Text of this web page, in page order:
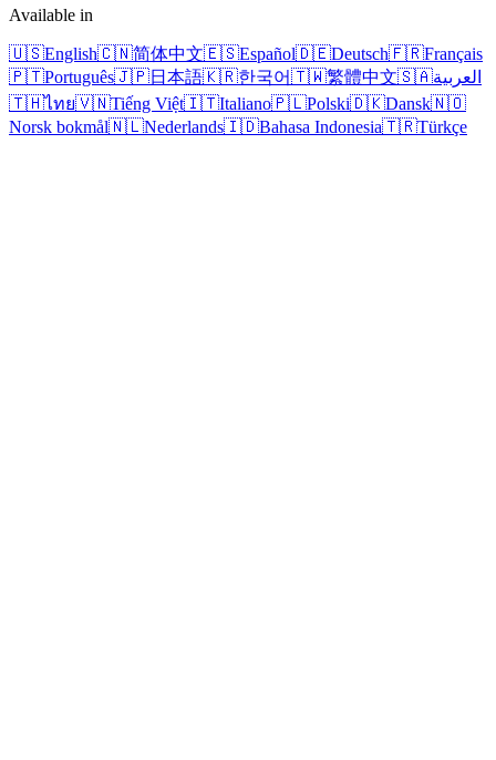
Available in
🇺🇸English🇨🇳简体中文🇪🇸Español🇩🇪Deutsch🇫🇷Français
🇵🇹Português🇯🇵日本語🇰🇷한국어🇹🇼繁體中文🇸🇦العربية
🇹🇭ไทย🇻🇳Tiếng Việt🇮🇹Italiano🇵🇱Polski🇩🇰Dansk🇳🇴
Norsk bokmål🇳🇱Nederlands🇮🇩Bahasa Indonesia🇹🇷Türkçe